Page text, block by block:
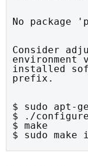
No package
Consider
installed
prefix.
$ sudo apt-
$ ./configure
$ make
$ sudo